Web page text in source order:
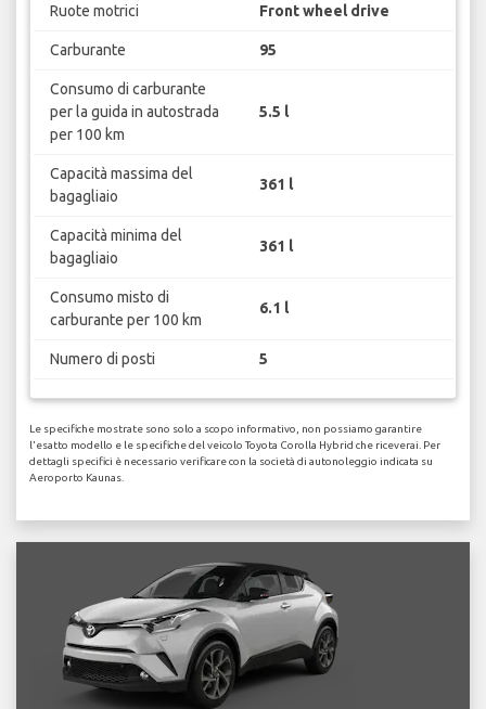
Ruote motrici Front wheel drive
Carburante 95
Consumo di carburante
per la guida in autostrada
per 100 km
5.5 l
Capacità massima del
bagagliaio
361 l
Capacità minima del
bagagliaio
361 l
Consumo misto di
carburante per 100 km
6.1 l
Numero di posti 5
Le specifiche mostrate sono solo a scopo informativo, non possiamo garantire
l'esatto modello e le specifiche del veicolo Toyota Corolla Hybrid che riceverai. Per
dettagli specifici è necessario verificare con la società di autonoleggio indicata su
Aeroporto Kaunas.